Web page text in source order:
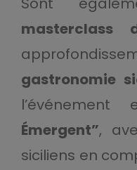
masterclass
gastronomie
Émergent”,
siciliens en